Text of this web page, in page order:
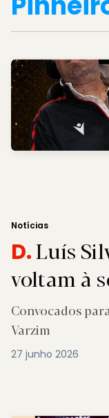
Notícias
D.Luís
voltam à
Convocados
Varzim
27 junho 2026